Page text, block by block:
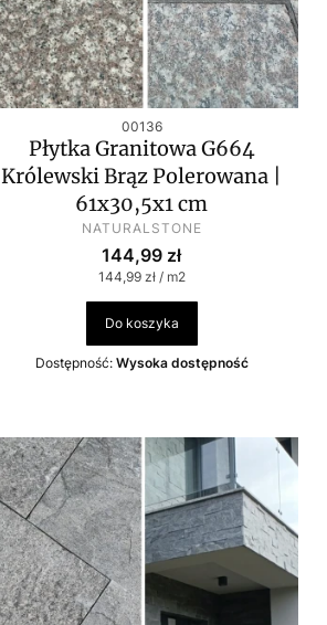
Kod produktu
00136
Płytka Granitowa G664
Królewski Brąz Polerowana |
61x30,5x1 cm
PRODUCENT
NATURALSTONE
Cena
144,99 zł
Cena jednostkowa
144,99 zł / m2
Do koszyka
Dostępność: Wysoka dostępność